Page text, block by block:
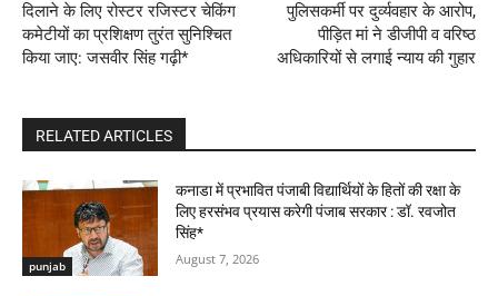
दिलाने के लिए रोस्टर रजिस्टर चेकिंग
कमेटीयों का प्रशिक्षण तुरंत सुनिश्चित
किया जाए: जसवीर सिंह गढ़ी*
पुलिसकर्मी पर दुर्व्यवहार के आरोप,
पीड़ित मां ने डीजीपी व वरिष्ठ
अधिकारियों से लगाई न्याय की गुहार
RELATED ARTICLES
punjab
कनाडा में प्रभावित पंजाबी विद्यार्थियों के हितों की रक्षा के
लिए हरसंभव प्रयास करेगी पंजाब सरकार : डॉ. रवजोत
सिंह*
August 7, 2026